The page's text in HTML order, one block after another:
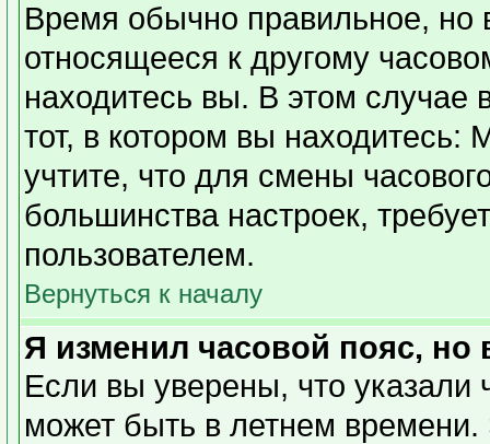
Время обычно правильное, но
относящееся к другому
находитесь вы. В этом случае
тот, в котором вы находитесь:
учтите, что для смены
большинства настроек,
пользователем.
Вернуться к началу
Я изменил часовой пояс, но
Если вы уверены, что указали
может быть в летнем